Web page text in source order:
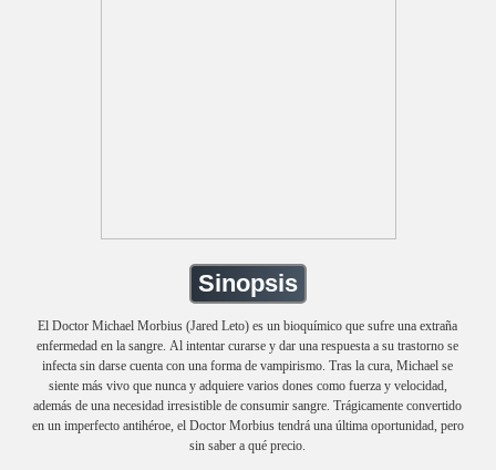
Sinopsis
El Doctor Michael Morbius (Jared Leto) es un bioquímico que sufre una extraña
enfermedad en la sangre. Al intentar curarse y dar una respuesta a su trastorno se
infecta sin darse cuenta con una forma de vampirismo. Tras la cura, Michael se
siente más vivo que nunca y adquiere varios dones como fuerza y velocidad,
además de una necesidad irresistible de consumir sangre. Trágicamente convertido
en un imperfecto antihéroe, el Doctor Morbius tendrá una última oportunidad, pero
sin saber a qué precio.